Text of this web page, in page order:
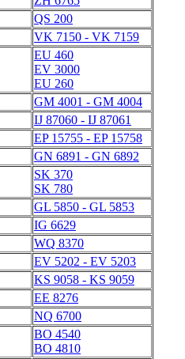
QS 200
VK 7150 - VK 7159
EU 460
EV 3000
EU 260
GM 4001 - GM 4004
IJ 87060 - IJ 87061
EP 15755 - EP 15758
GN 6891 - GN 6892
SK 370
SK 780
GL 5850 - GL 5853
IG 6629
WQ 8370
EV 5202 - EV 5203
KS 9058 - KS 9059
EE 8276
NQ 6700
BO 4540
BO 4810